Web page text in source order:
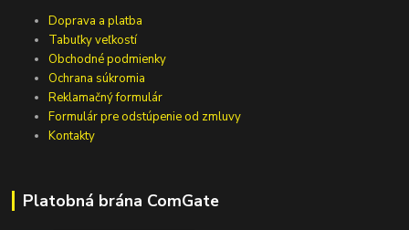
Doprava a platba
Tabuľky veľkostí
Obchodné podmienky
Ochrana súkromia
Reklamačný formulár
Formulár pre odstúpenie od zmluvy
Kontakty
Platobná brána ComGate